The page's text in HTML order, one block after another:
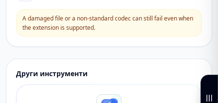
A damaged file or a non-standard codec can still fail even when
the extension is supported.
Други инструменти